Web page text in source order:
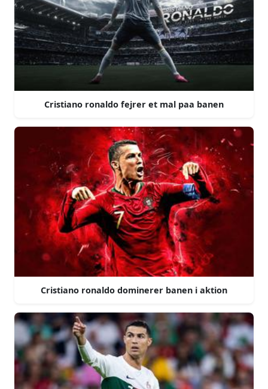
Cristiano ronaldo fejrer et mal paa banen
Cristiano ronaldo dominerer banen i aktion